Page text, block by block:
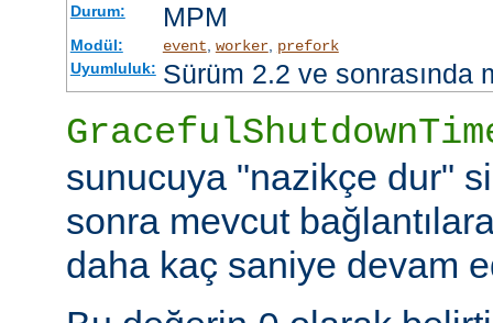
Durum: MPM
Modül: event, worker, prefork
Uyumluluk: Sürüm 2.2 ve sonrasında
sunucuya "nazikçe dur"
sonra mevcut
daha kaç saniye devam